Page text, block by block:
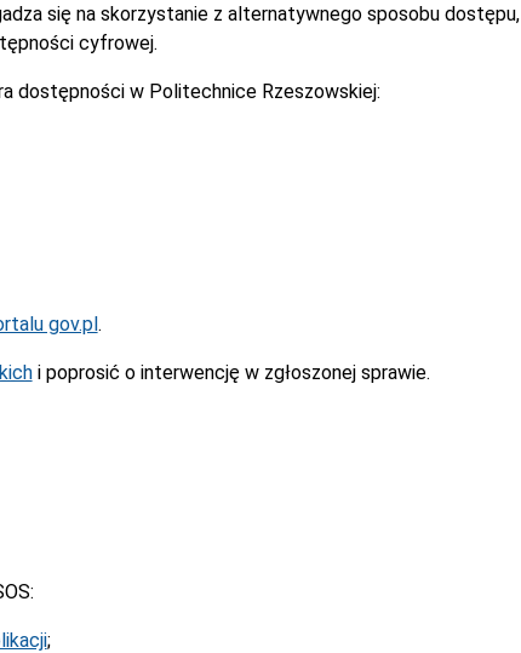
się na skorzystanie z alternatywnego sposobu dostępu,
cyfrowej.
dostępności w Politechnice Rzeszowskiej:
gov.pl .
i poprosić o interwencję w zgłoszonej sprawie.
;